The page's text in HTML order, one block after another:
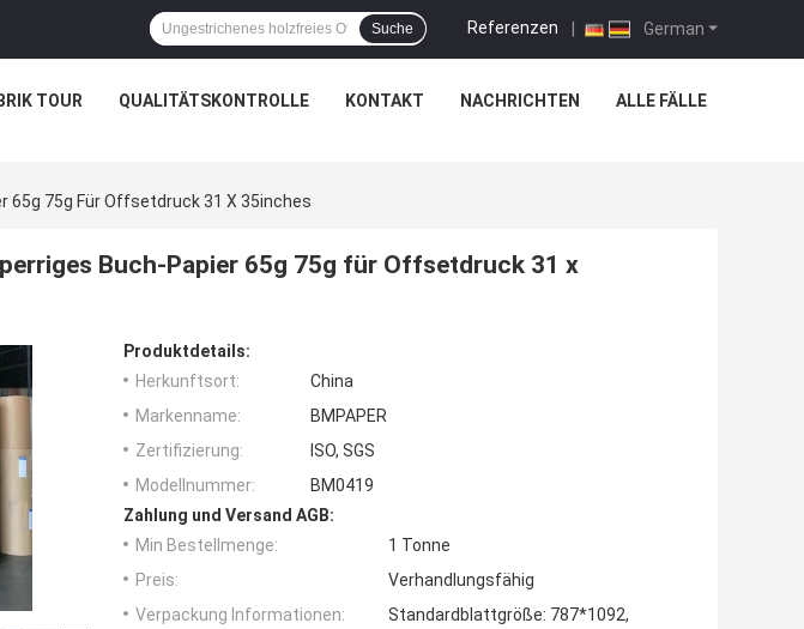
German
Referenzen |
Suche
TOUR QUALITÄTSKONTROLLE KONTAKT NACHRICHTEN ALLE FÄLLE
65g 75g Für Offsetdruck 31 X 35inches
Buch-Papier 65g 75g für Offsetdruck 31 x
Produktdetails:
Herkunftsort:
China
Markenname:
BMPAPER
Zertifizierung:
ISO, SGS
Modellnummer:
BM0419
Zahlung und Versand AGB:
Min Bestellmenge:
1 Tonne
Preis:
Verhandlungsfähig
Verpackung Informationen:
Standardblattgröße: 787*1092,